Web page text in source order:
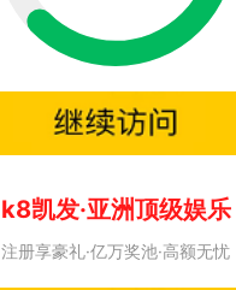
k8凯发·亚洲顶级娱乐
注册享豪礼·亿万奖池·高额无忧